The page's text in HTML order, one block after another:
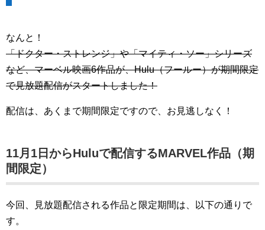
なんと！
「ドクター・ストレンジ」や「マイティ・ソー」シリーズ
など、マーベル映画6作品が、Hulu（フールー）が期間限定
で見放題配信がスタートしました！
配信は、あくまで期間限定ですので、お見逃しなく！
11月1日からHuluで配信するMARVEL作品（期
間限定）
今回、見放題配信される作品と限定期間は、以下の通りで
す。